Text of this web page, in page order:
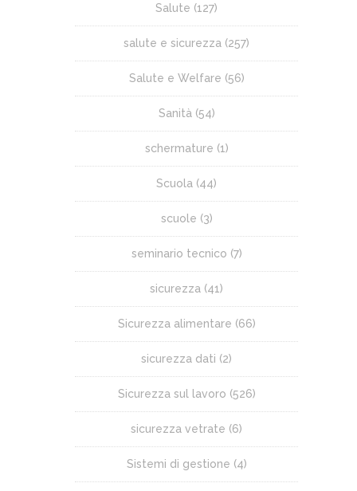
Salute (127)
salute e sicurezza (257)
Salute e Welfare (56)
Sanità (54)
schermature (1)
Scuola (44)
scuole (3)
seminario tecnico (7)
sicurezza (41)
Sicurezza alimentare (66)
sicurezza dati (2)
Sicurezza sul lavoro (526)
sicurezza vetrate (6)
Sistemi di gestione (4)